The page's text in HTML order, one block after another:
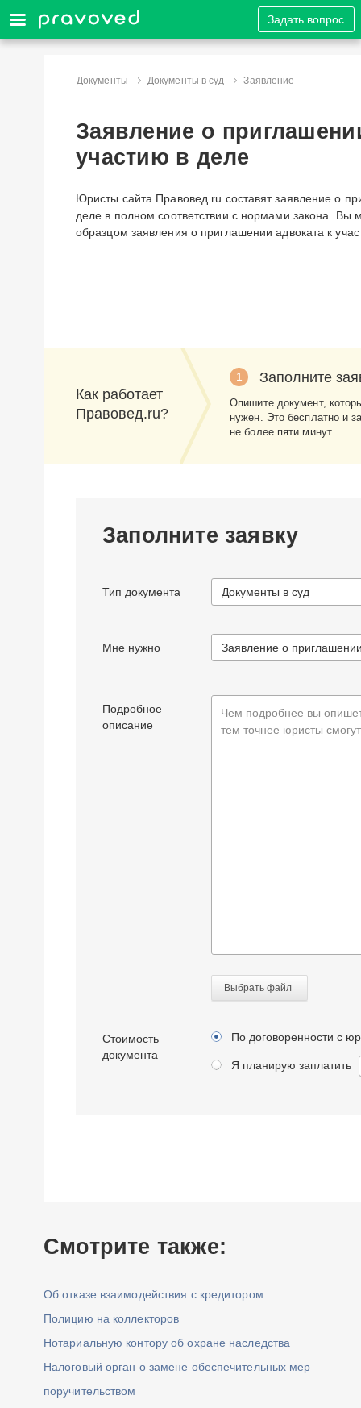
Задать вопрос
Документы Документы в суд Заявление
Заявление о
участию в деле
Юристы сайта Правовед.ru составят заявление о
деле в полном соответствии с нормами закона. Вы
образцом заявления о приглашении адвоката к
Как работает
Правовед.ru?
1 Заполните
Опишите документ,
нужен. Это бесплатно и
не более пяти минут.
Заполните заявку
Тип документа Документы в суд
Мне нужно
Подробное
описание
Чем подробнее вы
тем точнее юристы
Выбрать файл
Стоимость
документа
По договоренности с
Я планирую заплатить
Смотрите также:
Об отказе взаимодействия с кредитором
Полицию на коллекторов
Нотариальную контору об охране наследства
Налоговый орган о замене обеспечительных мер
поручительством